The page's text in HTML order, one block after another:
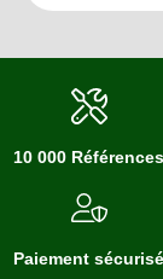
10 000 Références
Paiement sécurisé